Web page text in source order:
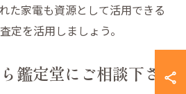
た家電も資源として活用できる
定を活用しましょう。
鑑定堂にご相談下さ